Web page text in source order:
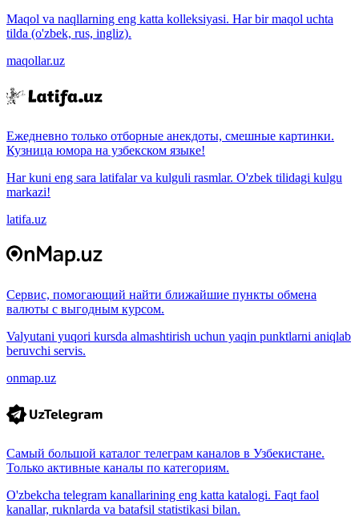
Maqol va naqllarning eng katta kolleksiyasi. Har bir maqol uchta
tilda (o'zbek, rus, ingliz).
maqollar.uz
Ежедневно только отборные анекдоты, смешные картинки.
Кузница юмора на узбекском языке!
Har kuni eng sara latifalar va kulguli rasmlar. O'zbek tilidagi kulgu
markazi!
latifa.uz
Сервис, помогающий найти ближайшие пункты обмена
валюты с выгодным курсом.
Valyutani yuqori kursda almashtirish uchun yaqin punktlarni aniqlab
beruvchi servis.
onmap.uz
Самый большой каталог телеграм каналов в Узбекистане.
Только активные каналы по категориям.
O'zbekcha telegram kanallarining eng katta katalogi. Faqt faol
kanallar, ruknlarda va batafsil statistikasi bilan.